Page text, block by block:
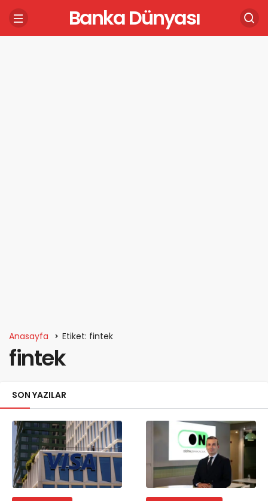
Banka Dünyası
Anasayfa Etiket: fintek
fintek
SON YAZILAR